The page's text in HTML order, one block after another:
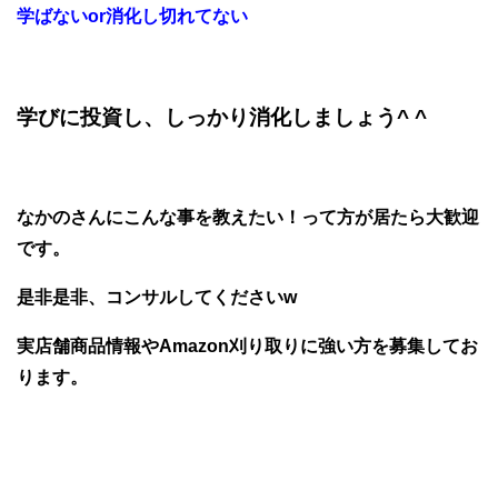
学ばないor消化し切れてない
学びに投資し、しっかり消化しましょう^ ^
なかのさんにこんな事を教えたい！って方が居たら大歓迎
です。
是非是非、コンサルしてくださいw
実店舗商品情報やAmazon刈り取りに強い方を募集してお
ります。